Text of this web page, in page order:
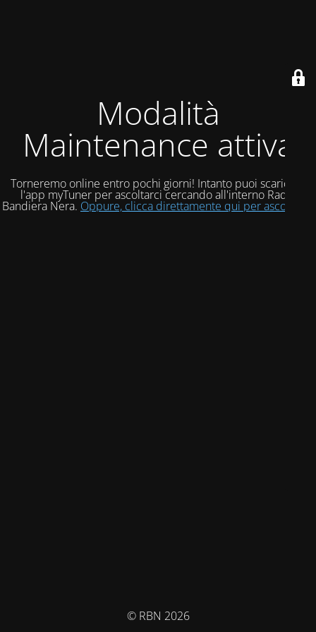
Modalità
Maintenance attiva
Torneremo online entro pochi giorni! Intanto puoi scaricare
l'app myTuner per ascoltarci cercando all'interno Radio
Bandiera Nera. Oppure, clicca direttamente qui per ascoltarci!
© RBN 2026